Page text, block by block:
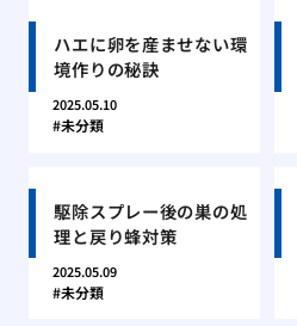
ハエに卵を産ませない環
境作りの秘訣
2025.05.10
未分類
駆除スプレー後の巣の処
理と戻り蜂対策
2025.05.09
未分類